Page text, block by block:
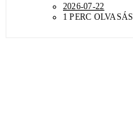
2026-07-22
1 PERC OLVASÁS